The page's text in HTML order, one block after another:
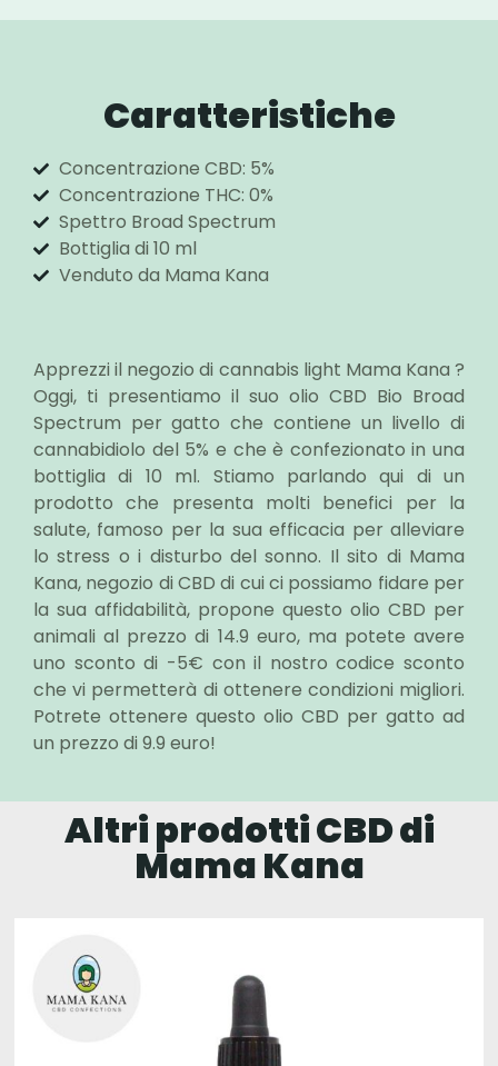
Caratteristiche
Concentrazione CBD: 5%
Concentrazione THC: 0%
Spettro Broad Spectrum
Bottiglia di 10 ml
Venduto da Mama Kana
Apprezzi il negozio di cannabis light Mama Kana ?
Oggi, ti presentiamo il suo olio CBD Bio Broad
Spectrum per gatto che contiene un livello di
cannabidiolo del 5% e che è confezionato in una
bottiglia di 10 ml. Stiamo parlando qui di un
prodotto che presenta molti benefici per la
salute, famoso per la sua efficacia per alleviare
lo stress o i disturbo del sonno. Il sito di Mama
Kana, negozio di CBD di cui ci possiamo fidare per
la sua affidabilità, propone questo olio CBD per
animali al prezzo di 14.9 euro, ma potete avere
uno sconto di -5€ con il nostro codice sconto
che vi permetterà di ottenere condizioni migliori.
Potrete ottenere questo olio CBD per gatto ad
un prezzo di 9.9 euro!
Altri prodotti CBD di
Mama Kana